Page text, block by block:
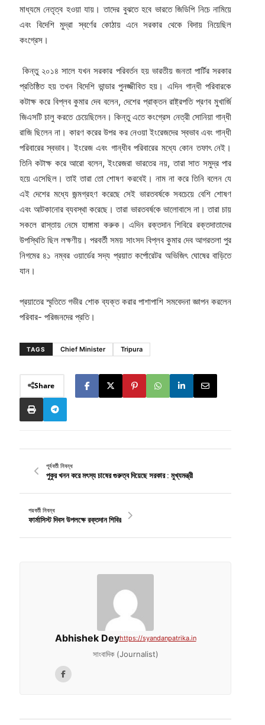
মাধ্যমে নেতৃত্ব হওয়া যায়। তাদের বুঝতে হবে ভারতে জিডিপি নিচে নামিয়ে
এবং বিদেশি মুদ্রা স্বর্ণের কোঠায় এনে সরকার থেকে বিদায় নিয়েছিল
কংগ্রেস।
কিন্তু ২০১৪ সালে যখন সরকার পরিবর্তন হয় ভারতীয় জনতা পার্টির সরকার
প্রতিষ্ঠিত হয় তখন বিদেশি ভান্ডার পুনজ্জীবিত হয়। এদিন গান্ধী পরিবারকে
কটাক্ষ করে বিপ্লব কুমার দেব বলেন, দেশের প্রাক্তন রাষ্ট্রপতি প্রণব মুখার্জি
জিএসটি চালু করতে চেয়েছিলেন। কিন্তু এতে কংগ্রেস নেত্রী সোনিয়া গান্ধী
রাজি ছিলেন না। কারণ করের উপর কর নেওয়া ইংরেজদের স্বভাব এবং গান্ধী
পরিবারের স্বভাব। ইংরেজ এবং গান্ধীব পরিবারের মধ্যে কোন তফাৎ নেই।
তিনি কটাক্ষ করে আরো বলেন, ইংরেজরা ভারতের নয়, তারা সাত সমুদ্র পার
হয়ে এসেছিল। তাই তারা তো শোষণ করবেই। নাম না করে তিনি বলেন যে
এই দেশের মধ্যে জন্মগ্রহণ করেছে সেই ভারতবর্ষকে সবচেয়ে বেশি শোষণ
এবং আটকানোর ব্যবস্থা করেছে। তারা ভারতবর্ষকে ভালোবাসে না। তারা চায়
সকলে রাস্তায় নেমে হাঙ্গামা করুক। এদিন রক্তদান শিবিরে রক্তদাতাদের
উপস্থিতি ছিল লক্ষণীয়। পরবর্তী সময় সাংসদ বিপ্লব কুমার দেব আগরতলা পুর
নিগমের ৪১ নম্বর ওয়ার্ডের সদ্য প্রয়াত কর্পোরেটর অভিজিৎ ঘোষের বাড়িতে
যান।
প্রয়াতের স্মৃতিতে গভীর শোক ব্যক্ত করার পাশাপাশি সমবেদনা জ্ঞাপন করলেন
পরিবার- পরিজনদের প্রতি।
TAGS Chief Minister Tripura
Share
পূর্ববর্তী নিবন্ধ
পুকুর খনন করে মৎস্য চাষের গুরুত্ব দিয়েছে সরকার : মুখ্যমন্ত্রী
পরবর্তী নিবন্ধ
ফার্মাসিস্ট দিবস উপলক্ষে রক্তদান শিবির
Abhishek Deyhttps://syandanpatrika.in
সাংবাদিক (Journalist)